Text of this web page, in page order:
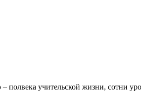
учительской жизни, сотни